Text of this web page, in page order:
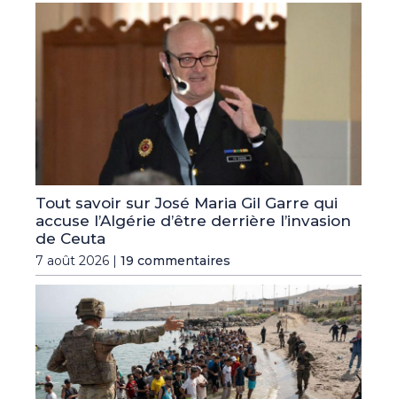
Tout savoir sur José Maria Gil Garre qui
accuse l’Algérie d’être derrière l’invasion
de Ceuta
7 août 2026 | 19 commentaires